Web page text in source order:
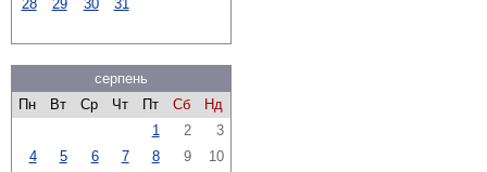
28 29 30 31
серпень
Пн
Вт Ср Чт Пт Сб
Нд
1
2
3
4
5 6 7 8 9
10